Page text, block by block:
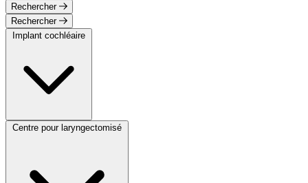
Rechercher
Rechercher
Implant cochléaire
Centre pour laryngectomisé